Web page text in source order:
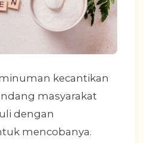
kecantikan
masyarakat
dengan
mencobanya.